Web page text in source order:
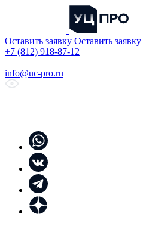
Оставить заявку Оставить заявку
+7 (812) 918-87-12
info@uc-pro.ru